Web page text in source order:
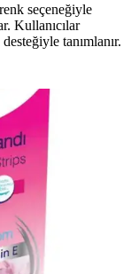
seçeneğiyle
Kullanıcılar
tanımlanır.